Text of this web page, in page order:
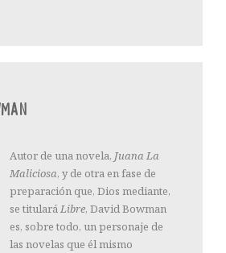
Autor de una novela, Juana La
Maliciosa, y de otra en fase de
preparación que, Dios mediante,
se titulará Libre, David Bowman
es, sobre todo, un personaje de
las novelas que él mismo